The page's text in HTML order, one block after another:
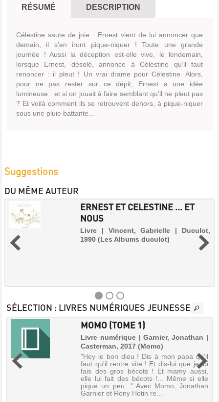
RÉSUMÉ DESCRIPTION
Célestine saute de joie : Ernest vient de lui annoncer que
demain, il s’en iront pique-niquer ! Toute une grande
journée ! Aussi la déception est-elle vive, le lendemain,
lorsque Ernest, désolé, annonce à Célestine qu’il faut
renoncer : il pleut ! Un vrai drame pour Célestine. Alors,
pour ne pas rester sur ce dépit, Ernest a une idée
lumineuse : et si on jouait à faire semblant qu’il ne pleut pas
? Et voilà comment ils se retrouvent dehors, à pique-niquer
sous une pluie battante…
Suggestions
DU MÊME AUTEUR
ERNEST ET CELESTINE ... ET
NOUS
Livre | Vincent, Gabrielle | Duculot,
1990 (Les Albums duculot)
ERNEST
CELESTINE
...
SÉLECTION : LIVRES NUMÉRIQUES JEUNESSE
MOMO (TOME 1)
Livre numérique | Garnier, Jonathan |
Casterman, 2017 (Momo)
"Hey le bon dieu ! Dis à mon papa qu'il
faut qu'il rentre vite ! Et dis-lui que je lui
fais des gros bécots ! Et mamy aussi,
elle lui fait des bécots !... Même si elle
pique un peu..." Avec Momo, Jonathan
Garnier et Rony Hotin re...